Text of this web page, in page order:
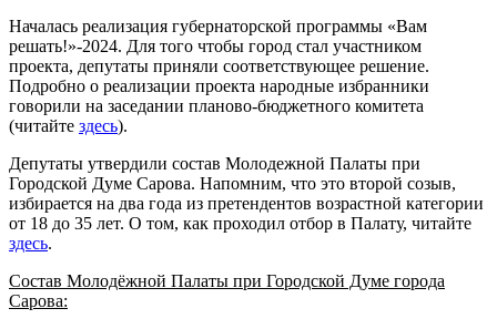
Началась реализация губернаторской программы «Вам
решать!»-2024. Для того чтобы город стал участником
проекта, депутаты приняли соответствующее решение.
Подробно о реализации проекта народные избранники
говорили на заседании планово-бюджетного комитета
(читайте здесь).
Депутаты утвердили состав Молодежной Палаты при
Городской Думе Сарова. Напомним, что это второй созыв,
избирается на два года из претендентов возрастной категории
от 18 до 35 лет. О том, как проходил отбор в Палату, читайте
здесь.
Состав Молодёжной Палаты при Городской Думе города
Сарова: